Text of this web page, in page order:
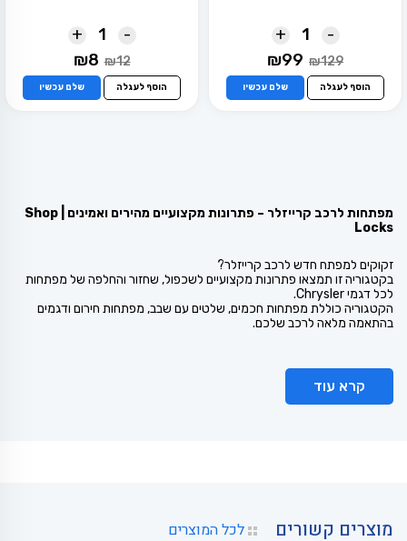
-
+
₪129
המחיר
היה:
₪129.
₪99
הוא:
₪99.
הוסף לעגלה שלם עכשיו
-
+
₪12
המחיר
היה:
₪12.
₪8
הוא:
₪8.
הוסף לעגלה שלם עכשיו
מפתחות לרכב קרייזלר – פתרונות מקצועיים מהירים ואמינים | Shop
Locks
זקוקים למפתח חדש לרכב קרייזלר?
בקטגוריה זו תמצאו פתרונות מקצועיים לשכפול, שחזור והחלפה של מפתחות
לכל דגמי Chrysler.
הקטגוריה כוללת מפתחות חכמים, שלטים עם שבב, מפתחות חירום ודגמים
בהתאמה מלאה לרכב שלכם.
קרא עוד
מוצרים קשורים לכל המוצרים